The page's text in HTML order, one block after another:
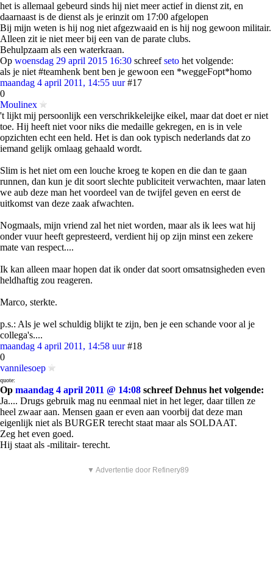
het is allemaal gebeurd sinds hij niet meer actief in dienst zit, en
daarnaast is de dienst als je erinzit om 17:00 afgelopen
Bij mijn weten is hij nog niet afgezwaaid en is hij nog gewoon militair.
Alleen zit ie niet meer bij een van de parate clubs.
Behulpzaam als een waterkraan.
Op woensdag 29 april 2015 16:30 schreefseto het volgende:
als je niet #teamhenk bent ben je gewoon een *weggeFopt*homo
maandag 4 april 2011, 14:55 uur #17
0
Moulinex
't lijkt mij persoonlijk een verschrikkeleijke eikel, maar dat doet er niet
toe. Hij heeft niet voor niks die medaille gekregen, en is in vele
opzichten echt een held. Het is dan ook typisch nederlands dat zo
iemand gelijk omlaag gehaald wordt.
Slim is het niet om een louche kroeg te kopen en die dan te gaan
runnen, dan kun je dit soort slechte publiciteit verwachten, maar laten
we aub deze man het voordeel van de twijfel geven en eerst de
uitkomst van deze zaak afwachten.
Nogmaals, mijn vriend zal het niet worden, maar als ik lees wat hij
onder vuur heeft gepresteerd, verdient hij op zijn minst een zekere
mate van respect....
Ik kan alleen maar hopen dat ik onder dat soort omsatnsigheden even
heldhaftig zou reageren.
Marco, sterkte.
p.s.: Als je wel schuldig blijkt te zijn, ben je een schande voor al je
collega's....
maandag 4 april 2011, 14:58 uur #18
0
vannilesoep
quote:
Op maandag 4 april 2011 @ 14:08 schreef Dehnus het volgende:
Ja.... Drugs gebruik mag nu eenmaal niet in het leger, daar tillen ze
heel zwaar aan. Mensen gaan er even aan voorbij dat deze man
eigenlijk niet als BURGER terecht staat maar als SOLDAAT.
Zeg het even goed.
Hij staat als -militair- terecht.
▼ Advertentie door Refinery89